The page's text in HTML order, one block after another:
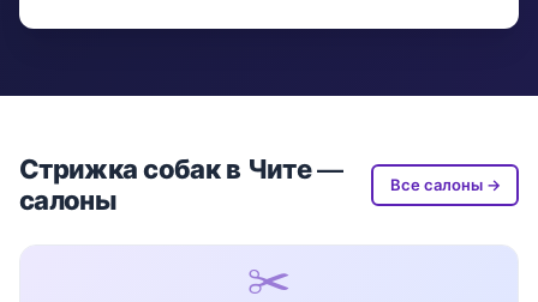
Стрижка собак в Чите —
салоны
Все салоны →
✂️